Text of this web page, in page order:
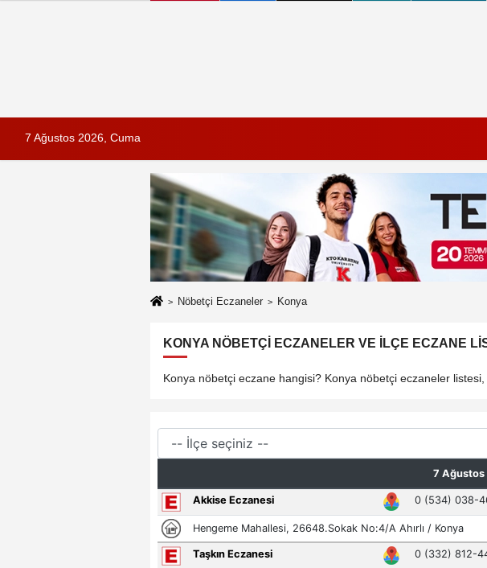
7 Ağustos 2026, Cuma
Nöbetçi Eczaneler Konya
KONYA NÖBETÇI ECZANELER VE İLÇE ECZANE
Konya nöbetçi eczane hangisi? Konya nöbetçi eczaneler